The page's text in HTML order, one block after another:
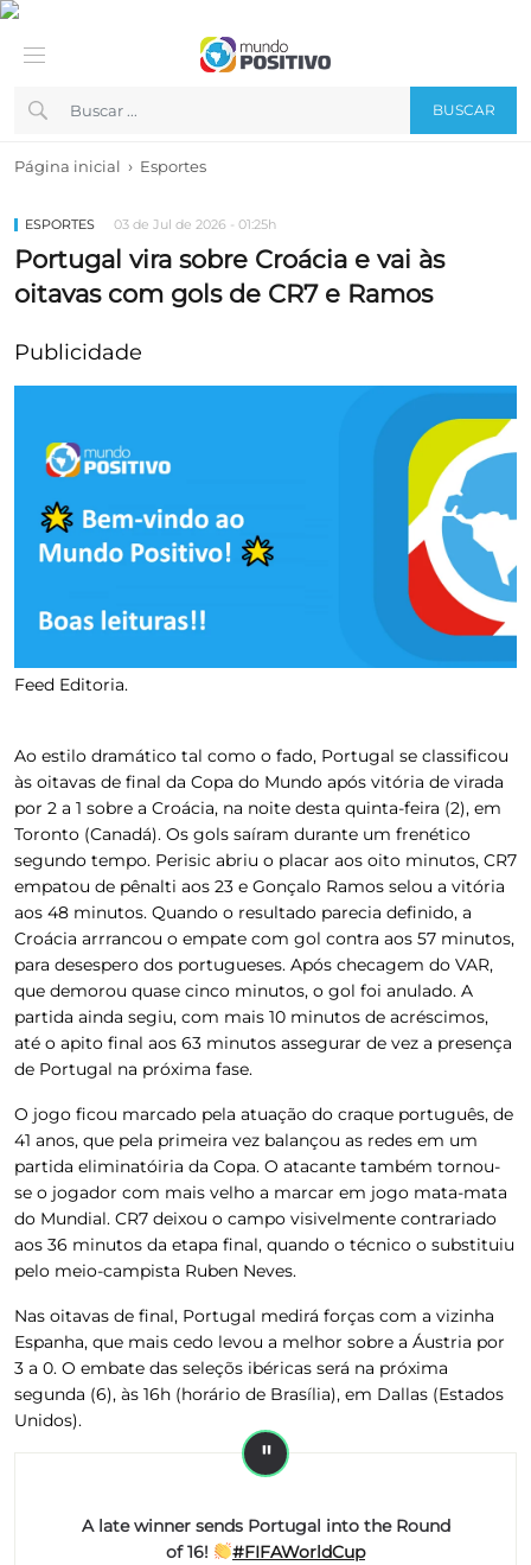
BUSCAR
Página inicial › Esportes
ESPORTES 03 de Jul de 2026 - 01:25h
Portugal vira sobre Croácia e vai às
oitavas com gols de CR7 e Ramos
Publicidade
Feed Editoria.
Ao estilo dramático tal como o fado, Portugal se classificou
às oitavas de final da Copa do Mundo após vitória de virada
por 2 a 1 sobre a Croácia, na noite desta quinta-feira (2), em
Toronto (Canadá). Os gols saíram durante um frenético
segundo tempo. Perisic abriu o placar aos oito minutos, CR7
empatou de pênalti aos 23 e Gonçalo Ramos selou a vitória
aos 48 minutos. Quando o resultado parecia definido, a
Croácia arrrancou o empate com gol contra aos 57 minutos,
para desespero dos portugueses. Após checagem do VAR,
que demorou quase cinco minutos, o gol foi anulado. A
partida ainda segiu, com mais 10 minutos de acréscimos,
até o apito final aos 63 minutos assegurar de vez a presença
de Portugal na próxima fase.
O jogo ficou marcado pela atuação do craque português, de
41 anos, que pela primeira vez balançou as redes em um
partida eliminatóiria da Copa. O atacante também tornou-
se o jogador com mais velho a marcar em jogo mata-mata
do Mundial. CR7 deixou o campo visivelmente contrariado
aos 36 minutos da etapa final, quando o técnico o substituiu
pelo meio-campista Ruben Neves.
Nas oitavas de final, Portugal medirá forças com a vizinha
Espanha, que mais cedo levou a melhor sobre a Áustria por
3 a 0. O embate das seleçõs ibéricas será na próxima
segunda (6), às 16h (horário de Brasília), em Dallas (Estados
Unidos).
A late winner sends Portugal into the Round
of 16!
#FIFAWorldCup